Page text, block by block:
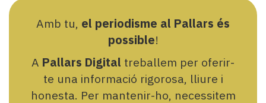
Amb tu, el periodisme al Pallars és
possible!
A Pallars Digital treballem per oferir-
te una informació rigorosa, lliure i
honesta. Per mantenir-ho, necessitem